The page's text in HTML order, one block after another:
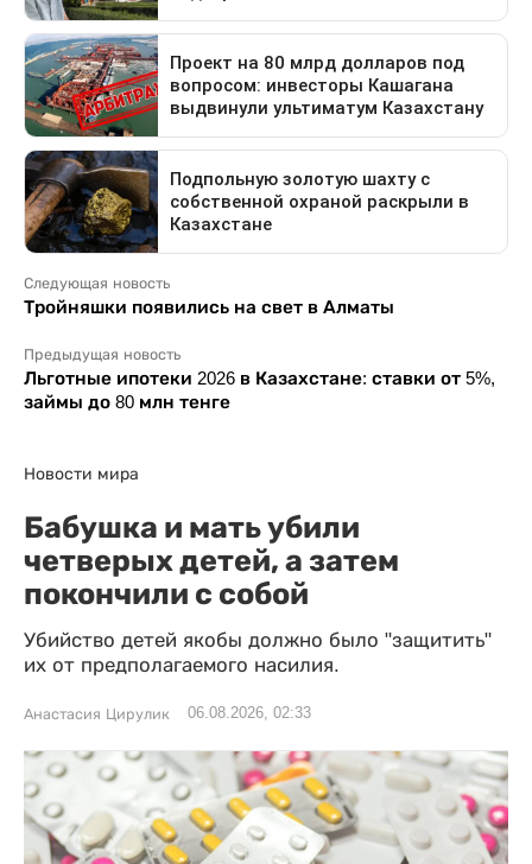
Следующая новость
Тройняшки появились на свет в Алматы
Предыдущая новость
Льготные ипотеки 2026 в Казахстане: ставки от 5%,
займы до 80 млн тенге
Новости мира
Бабушка и мать убили
четверых детей, а затем
покончили с собой
Убийство детей якобы должно было "защитить"
их от предполагаемого насилия.
Анастасия Цирулик 06.08.2026, 02:33